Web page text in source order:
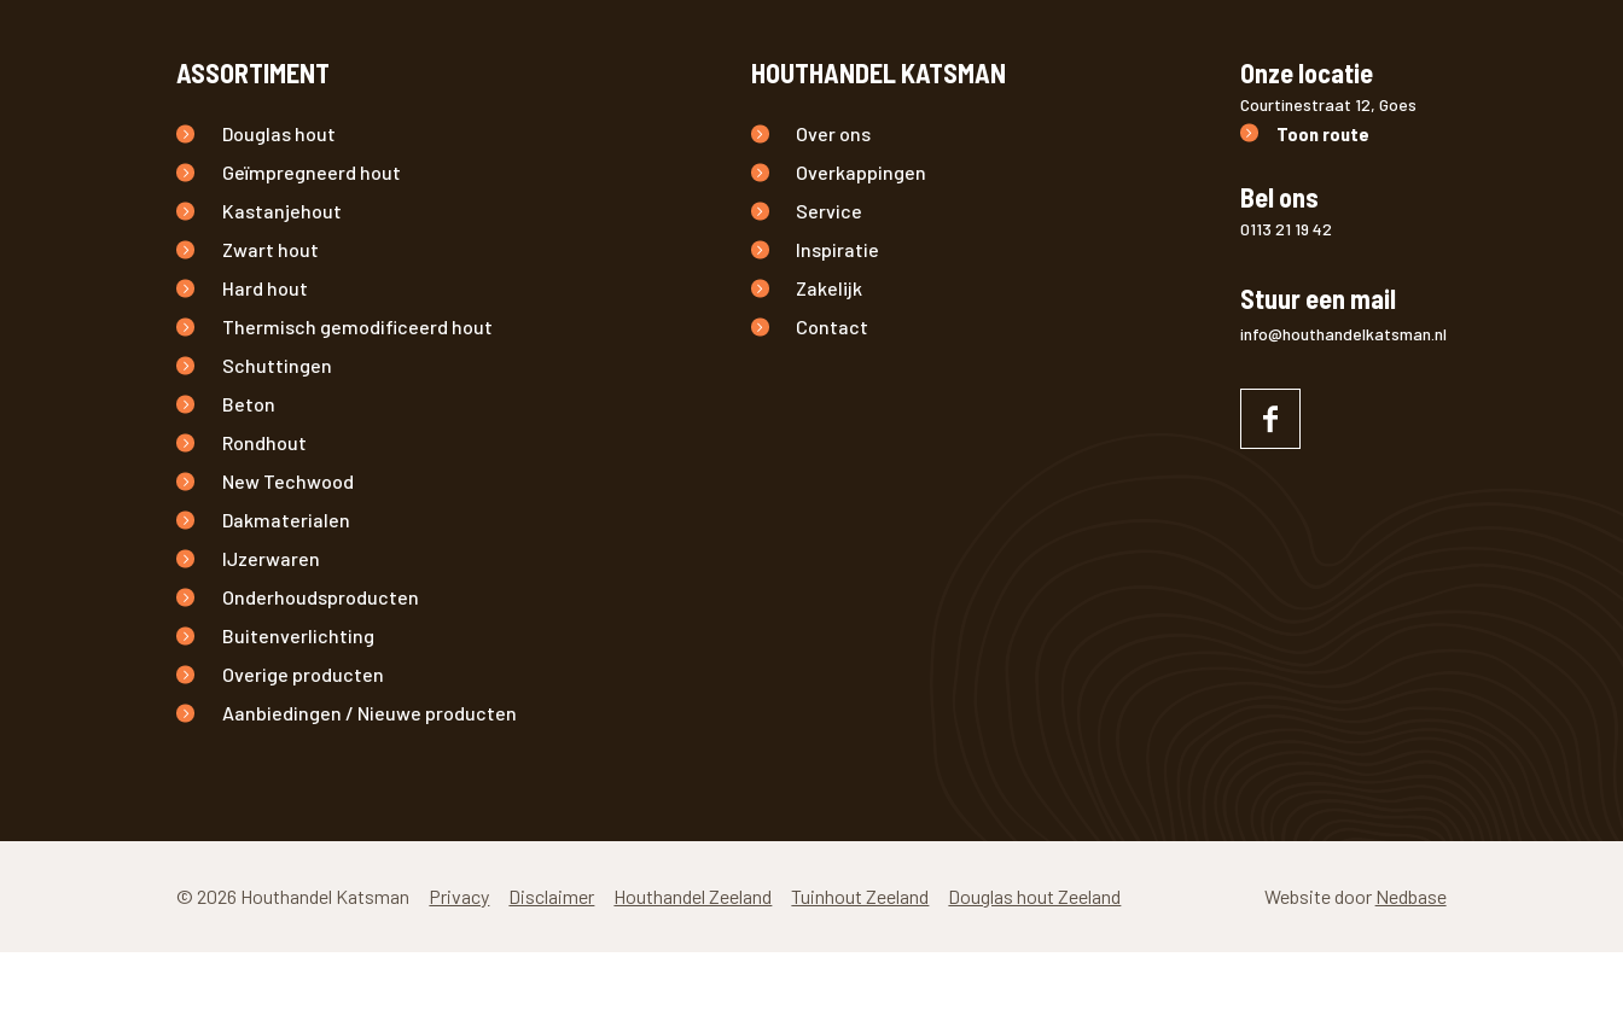
ASSORTIMENT
Douglas hout
Geïmpregneerd hout
Kastanjehout
Zwart hout
Hard hout
Thermisch gemodificeerd hout
Schuttingen
Beton
Rondhout
New Techwood
Dakmaterialen
IJzerwaren
Onderhoudsproducten
Buitenverlichting
Overige producten
Aanbiedingen / Nieuwe producten
HOUTHANDEL KATSMAN
Over ons
Overkappingen
Service
Inspiratie
Zakelijk
Contact
Onze locatie
Courtinestraat 12, Goes
Toon route
Bel ons
0113 21 19 42
Stuur een mail
info@houthandelkatsman.nl
© 2026 Houthandel Katsman Privacy Disclaimer Houthandel Zeeland Tuinhout Zeeland Douglas hout Zeeland Website door Nedbase